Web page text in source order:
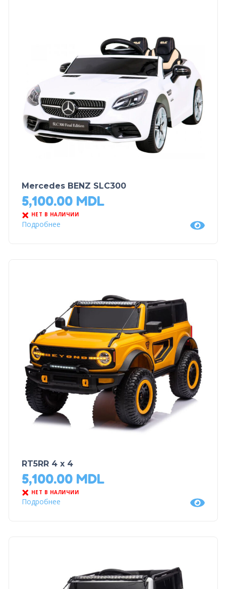
Mercedes BENZ SLC300
5,100.00 MDL
НЕТ В НАЛИЧИИ
Подробнее
RT5RR 4 x 4
5,100.00 MDL
НЕТ В НАЛИЧИИ
Подробнее